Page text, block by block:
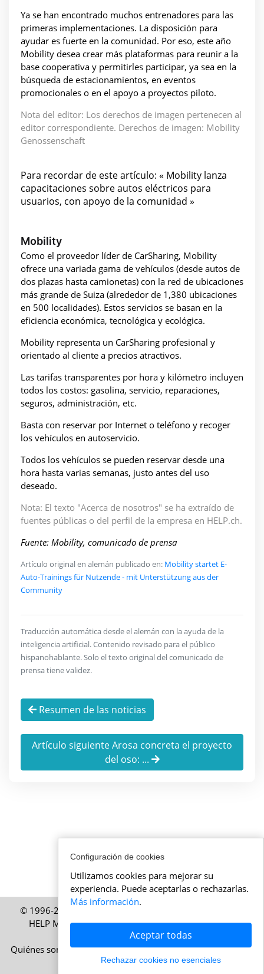
Ya se han encontrado muchos entrenadores para las
primeras implementaciones. La disposición para
ayudar es fuerte en la comunidad. Por eso, este año
Mobility desea crear más plataformas para reunir a la
base cooperativa y permitirles participar, ya sea en la
búsqueda de estacionamientos, en eventos
promocionales o en el apoyo a proyectos piloto.
Nota del editor: Los derechos de imagen pertenecen al
editor correspondiente. Derechos de imagen: Mobility
Genossenschaft
Para recordar de este artículo: « Mobility lanza
capacitaciones sobre autos eléctricos para
usuarios, con apoyo de la comunidad »
Mobility
Como el proveedor líder de CarSharing, Mobility
ofrece una variada gama de vehículos (desde autos de
dos plazas hasta camionetas) con la red de ubicaciones
más grande de Suiza (alrededor de 1,380 ubicaciones
en 500 localidades). Estos servicios se basan en la
eficiencia económica, tecnológica y ecológica.
Mobility representa un CarSharing profesional y
orientado al cliente a precios atractivos.
Las tarifas transparentes por hora y kilómetro incluyen
todos los costos: gasolina, servicio, reparaciones,
seguros, administración, etc.
Basta con reservar por Internet o teléfono y recoger
los vehículos en autoservicio.
Todos los vehículos se pueden reservar desde una
hora hasta varias semanas, justo antes del uso
deseado.
Nota: El texto "Acerca de nosotros" se ha extraído de
fuentes públicas o del perfil de la empresa en HELP.ch.
Fuente: Mobility, comunicado de prensa
Artículo original en alemán publicado en: Mobility startet E-
Auto-Trainings für Nutzende - mit Unterstützung aus der
Community
Traducción automática desde el alemán con la ayuda de la
inteligencia artificial. Contenido revisado para el público
hispanohablante. Solo el texto original del comunicado de
prensa tiene validez.
Resumen de las noticias
Artículo siguiente Arosa concreta el proyecto
del oso: ...
© 1996-2026 ActualidadSuiza.mx – Una publicación de
HELP Media SA, Zúrich, Suiza – Todos los derechos
reservados
Quiénes somos|Aviso legal|Condiciones de uso|Política
de cookies|Política de privacidad
Configuración de cookies
Utilizamos cookies para mejorar su
experiencia. Puede aceptarlas o rechazarlas.
Más información.
Aceptar todas
Rechazar cookies no esenciales